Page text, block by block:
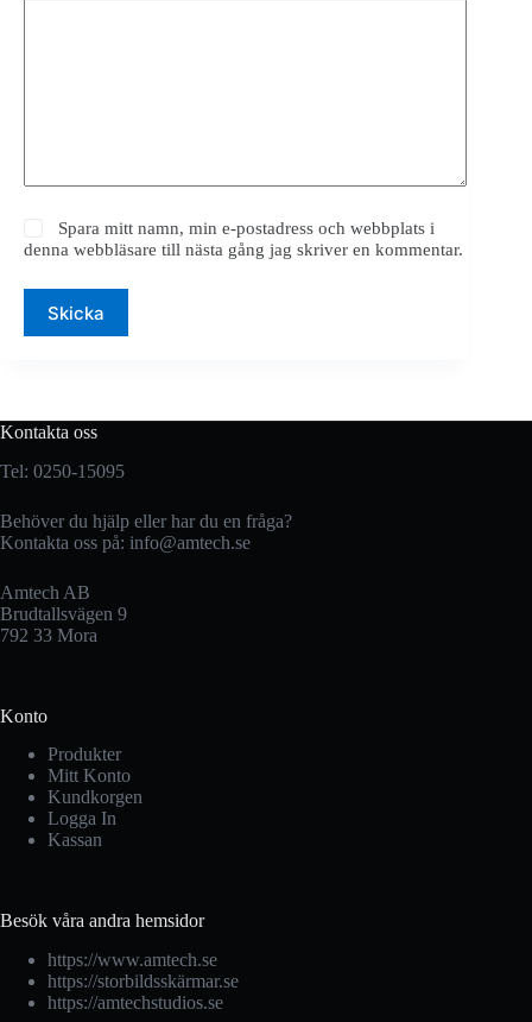
Spara mitt namn, min e-postadress och webbplats i
denna webbläsare till nästa gång jag skriver en kommentar.
Skicka
Kontakta oss
Tel: 0250-15095
Behöver du hjälp eller har du en fråga?
Kontakta oss på: info@amtech.se
Amtech AB
Brudtallsvägen 9
792 33 Mora
Konto
Produkter
Mitt Konto
Kundkorgen
Logga In
Kassan
Besök våra andra hemsidor
https://www.amtech.se
https://storbildsskärmar.se
https://amtechstudios.se